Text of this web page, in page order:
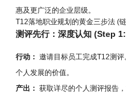
惠及更广泛的企业层级。
T12落地职业规划的黄金三步法 (
测评先行：深度认知 (Step
行动： 邀请目标员工完成T12测
个人发展的价值。
产出： 获取详尽的个人测评报告